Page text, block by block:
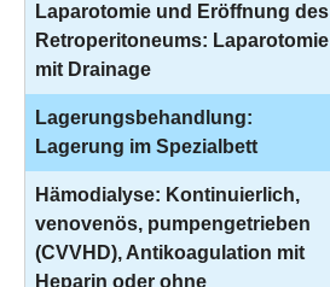
Laparotomie und Eröffnung des
Retroperitoneums: Laparotomie
mit Drainage
Lagerungsbehandlung:
Lagerung im Spezialbett
Hämodialyse: Kontinuierlich,
venovenös, pumpengetrieben
(CVVHD), Antikoagulation mit
Heparin oder ohne